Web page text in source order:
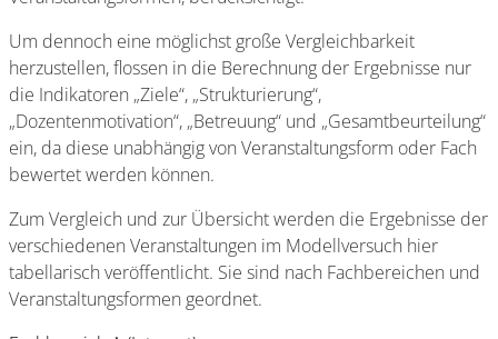
Um dennoch eine möglichst große Vergleichbarkeit
herzustellen, flossen in die Berechnung der Ergebnisse nur
die Indikatoren „Ziele“, „Strukturierung“,
„Dozentenmotivation“, „Betreuung“ und „Gesamtbeurteilung“
ein, da diese unabhängig von Veranstaltungsform oder Fach
bewertet werden können.
Zum Vergleich und zur Übersicht werden die Ergebnisse der
verschiedenen Veranstaltungen im Modellversuch hier
tabellarisch veröffentlicht. Sie sind nach Fachbereichen und
Veranstaltungsformen geordnet.